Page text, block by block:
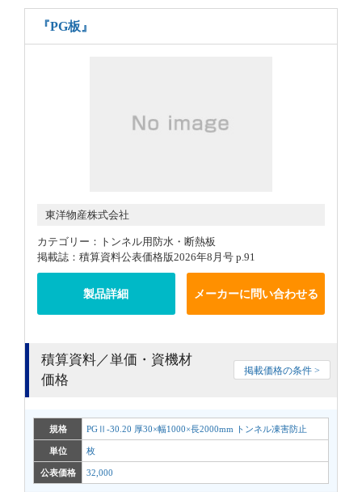
『PG板』
東洋物産株式会社
カテゴリー：トンネル用防水・断熱板
掲載誌：積算資料公表価格版2026年8月号 p.91
製品詳細 メーカーに問い合わせる
積算資料／単価・資機材
価格
掲載価格の条件 >
規格 PGⅡ-30.20 厚30×幅1000×長2000mm トンネル凍害防止
単位 枚
公表価格 32,000